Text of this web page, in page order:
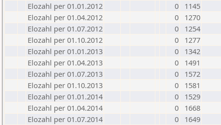
Elozahl per 01.01.2012
0
1145
Elozahl per 01.04.2012
0
1270
Elozahl per 01.07.2012
0
1254
Elozahl per 01.10.2012
0
1277
Elozahl per 01.01.2013
0
1342
Elozahl per 01.04.2013
0
1491
Elozahl per 01.07.2013
0
1572
Elozahl per 01.10.2013
0
1581
Elozahl per 01.01.2014
0
1529
Elozahl per 01.04.2014
0
1668
Elozahl per 01.07.2014
0
1649